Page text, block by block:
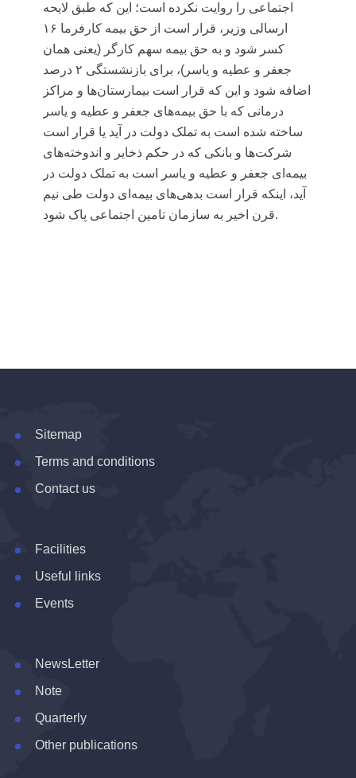
اجتماعی را روایت نکرده است؛ این که طبق لایحه
ارسالی وزیر، قرار است از حق بیمه کارفرما ۱۶
کسر شود و به حق بیمه سهم کارگر (یعنی همان
جعفر و عطیه و یاسر)، برای بازنشستگی ۲ درصد
اضافه شود و این که قرار است بیمارستان‌ها و مراکز
درمانی که با حق بیمه‌های جعفر و عطیه و یاسر
ساخته شده است به تملک دولت در آید یا قرار است
شرکت‌ها و بانکی که در حکم ذخایر و اندوخته‌های
بیمه‌ای جعفر و عطیه و یاسر است به تملک دولت در
آید، اینکه قرار است بدهی‌های بیمه‌ای دولت طی نیم
قرن اخیر به سازمان تامین اجتماعی پاک شود.
Sitemap
Terms and conditions
Contact us
Facilities
Useful links
Events
NewsLetter
Note
Quarterly
Other publications